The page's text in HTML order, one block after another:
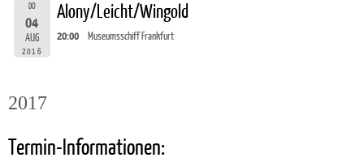
DO
04
AUG
2016
Alony/Leicht/Wingold
20:00 Museumsschiff Frankfurt
2017
Termin-Informationen: